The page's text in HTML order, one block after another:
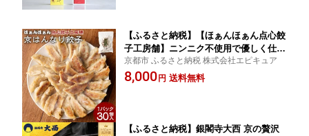
【ふるさと納税】【ほぁんほぁん点心餃
子工房舗】ニンニク不使用で優しく仕上
げた「京はんなり餃子」 | 30個入り 1パ
ック たれ 付き セット 餃子 ギョーザ ぎ
京都市 ふるさと納税 株式会社エピキュア
8,000 円 送料無料
【ふるさと納税】銀閣寺大西 京の贅沢